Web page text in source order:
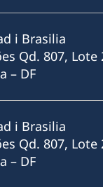
i Brasilia
Qd. 807, Lote
– DF
i Brasilia
Qd. 807, Lote
– DF